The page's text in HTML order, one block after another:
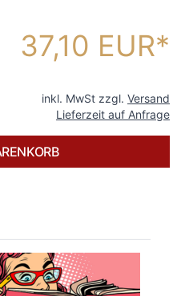
37,10 EUR
inkl. MwSt zzgl. Versand
Lieferzeit auf Anfrage